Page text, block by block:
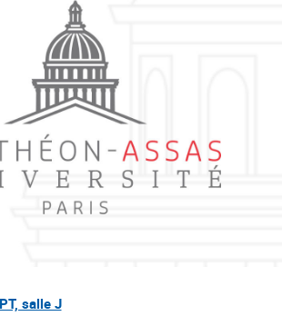
salle J